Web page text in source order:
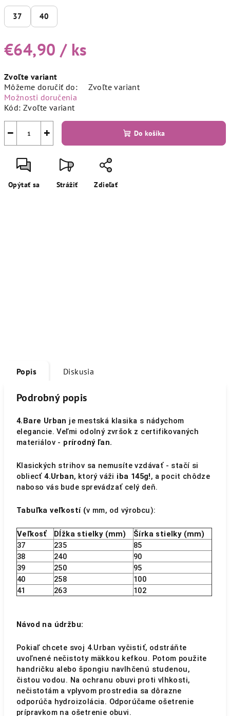
37 40
€64,90 / ks
cena:
Zvoľte variant
Môžeme doručiť do:
Zvoľte variant
Možnosti doručenia
Kód: Zvoľte variant
+
− Do košíka
Opýtať sa Strážiť Zdieľať
Popis Diskusia
Podrobný popis
4.Bare Urban je mestská klasika s nádychom
elegancie. Veľmi odolný zvršok z certifikovaných
materiálov - prírodný ľan.
Klasických strihov sa nemusíte vzdávať - ​​stačí si
obliecť4.Urban, ktorý váži iba 145g!, a pocit chôdze
naboso vás bude sprevádzať celý deň.
Tabuľka veľkostí (v mm, od výrobcu):
Veľkosť Dĺžka stielky (mm)
Šírka stielky (mm)
37
235
85
38
240
90
39
250
95
40
258
100
41
263 102
Návod na údržbu:
Pokiaľ chcete svoj 4.Urban vyčistiť, odstráňte
uvoľnené nečistoty mäkkou kefkou. Potom použite
handričku alebo špongiu navlhčenú studenou,
čistou vodou. Na ochranu obuvi proti vlhkosti,
nečistotám a vplyvom prostredia sa dôrazne
odporúča hydroizolácia. Odporúčame ošetrenie
prípravkom na ošetrenie obuvi.